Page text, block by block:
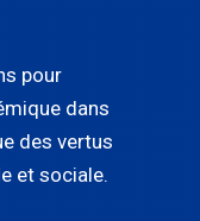
pour
dans
des vertus
et sociale.